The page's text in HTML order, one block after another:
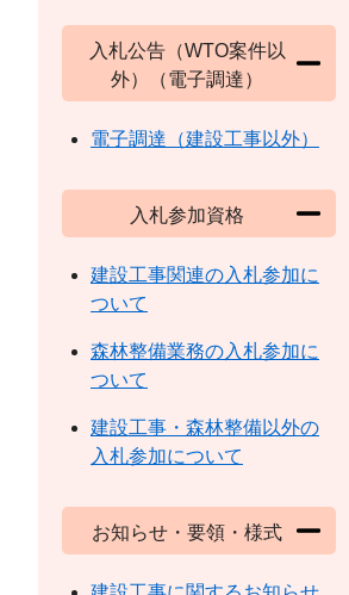
入札公告（WTO案件以
外）（電子調達）
電子調達（建設工事以外）
入札参加資格
建設工事関連の入札参加に
ついて
森林整備業務の入札参加に
ついて
建設工事・森林整備以外の
入札参加について
お知らせ・要領・様式